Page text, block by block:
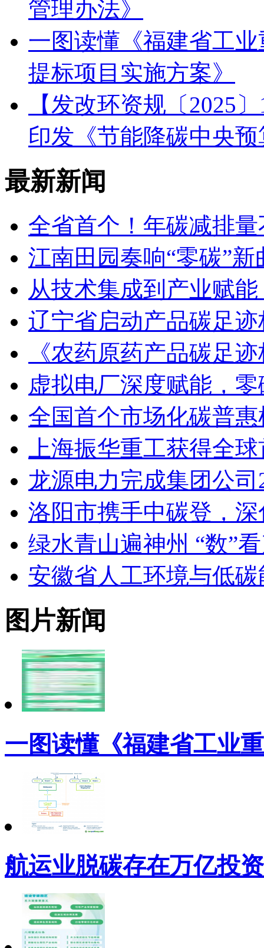
管理办法》
一图读懂《福建省工
提标项目实施方案》
【发改环资规〔2025
印发《节能降碳中央
最新新闻
全省首个！年碳减排
江南田园奏响“零碳”新
从技术集成到产业赋
辽宁省启动产品碳足
《农药原药产品碳足
虚拟电厂深度赋能，
全国首个市场化碳普
上海振华重工获得全
龙源电力完成集团公
洛阳市携手中碳登，
绿水青山遍神州 “数”
安徽省人工环境与低
图片新闻
一图读懂《福建省工业
航运业脱碳存在万亿投